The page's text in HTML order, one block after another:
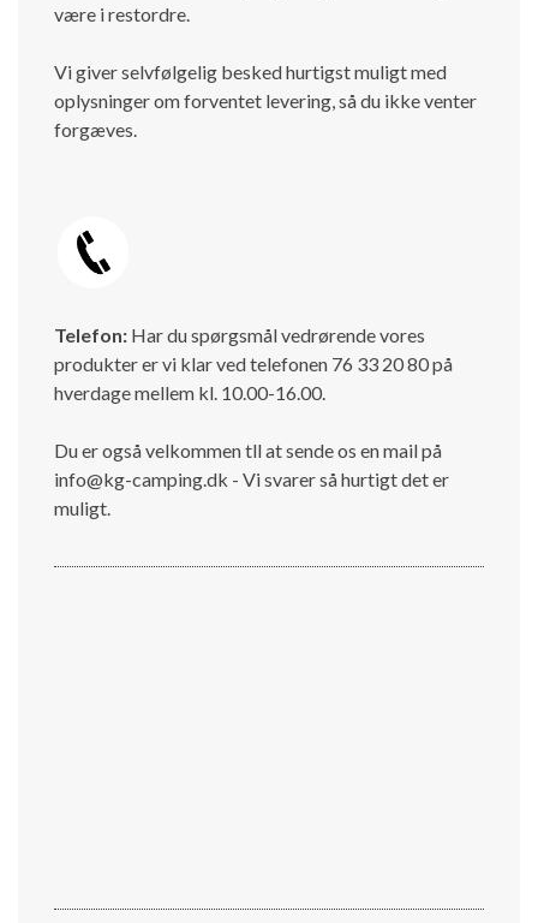
være i restordre.
Vi giver selvfølgelig besked hurtigst muligt med
oplysninger om forventet levering, så du ikke venter
forgæves.
Telefon: Har du spørgsmål vedrørende vores
produkter er vi klar ved telefonen 76 33 20 80 på
hverdage mellem kl. 10.00-16.00.
Du er også velkommen tll at sende os en mail på
info@kg-camping.dk - Vi svarer så hurtigt det er
muligt.